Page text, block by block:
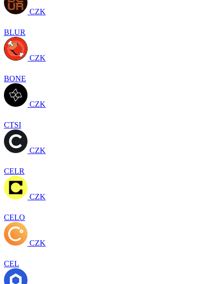
CZK
BLUR
CZK
BONE
CZK
CTSI
CZK
CELR
CZK
CELO
CZK
CEL